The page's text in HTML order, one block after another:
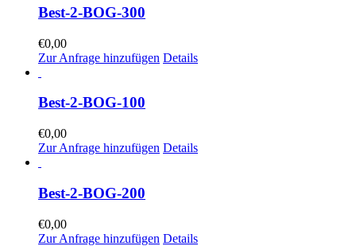
Best-2-BOG-300
€0,00
Zur Anfrage hinzufügen Details
Best-2-BOG-100
€0,00
Zur Anfrage hinzufügen Details
Best-2-BOG-200
€0,00
Zur Anfrage hinzufügen Details